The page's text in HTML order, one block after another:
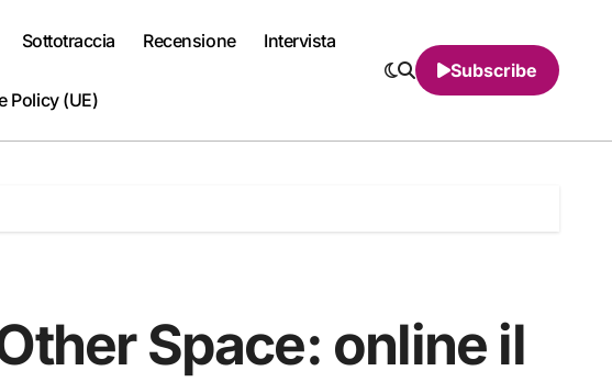
Sottotraccia Recensione Intervista
Policy (UE)
Subscribe
Space: online il